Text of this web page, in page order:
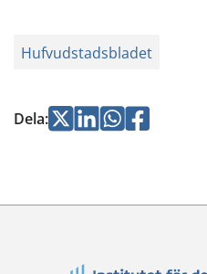
Hufvudstadsbladet
Dela:Jaa Jaa Jaa
Jaa